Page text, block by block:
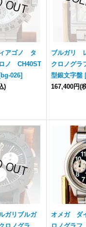
アゴノ タ
ノ CH40ST
[bg-026]
)
ブルガリ
クロノグ
型銀文字盤
167,400円(
ガリブルガ
オメガ ダ